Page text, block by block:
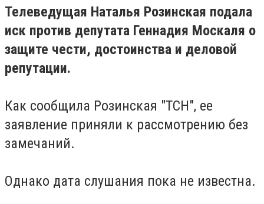
Телеведущая Наталья Розинская подала
иск против депутата Геннадия Москаля о
защите чести, достоинства и деловой
репутации.
Как сообщила Розинская "ТСН", ее
заявление приняли к рассмотрению без
замечаний.
Однако дата слушания пока не известна.